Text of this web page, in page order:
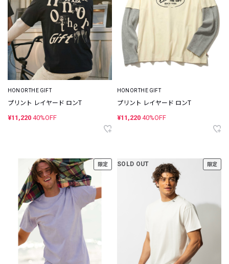
HONOR THE GIFT
プリント レイヤード ロンT
¥11,220 40%OFF
HONOR THE GIFT
プリント レイヤード ロンT
¥11,220 40%OFF
限定 SOLD OUT 限定